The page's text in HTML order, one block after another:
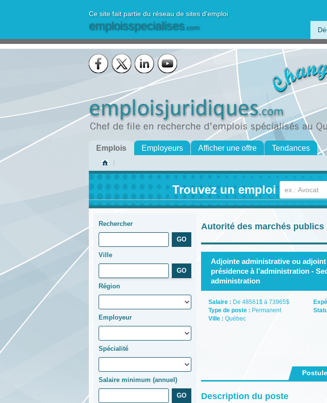
Ce site fait partie du réseau de sites d'emploi
emploisspecialises.com
Emplois Employeurs Afficher une offre Tendances
Trouvez un emploi
Rechercher
Ville
Région
Employeur
Spécialité
Salaire minimum (annuel)
Autorité des marchés publics
Adjointe administrative ou
présidence à l’administration -
administration
Salaire : De 48561$ à 73965$
Type de poste : Permanent
Ville : Québec
Description du poste